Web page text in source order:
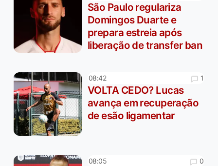
São Paulo regulariza
Domingos Duarte e
prepara estreia após
liberação de transfer ban
08:42 1
VOLTA CEDO? Lucas
avança em recuperação
de esão ligamentar
08:05 0